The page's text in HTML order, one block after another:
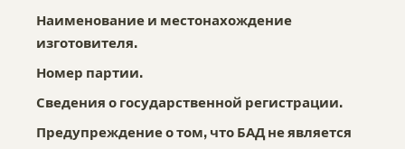
Наименование и местонахождение
изготовителя.
Номер партии.
Сведения о государственной регистрации.
Предупреждение о том, что БАД не является